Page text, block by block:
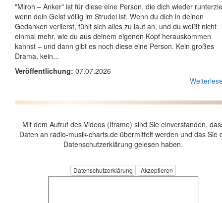
"Miroh – Anker" ist für diese eine Person, die dich wieder
wenn dein Geist völlig im Strudel ist. Wenn du dich in deinen
Gedanken verlierst, fühlt sich alles zu laut an, und du weißt nicht
einmal mehr, wie du aus deinem eigenen Kopf herauskommen
kannst – und dann gibt es noch diese eine Person. Kein großes
Drama, kein...
Veröffentlichung: 07.07.2026
Mit dem Aufruf des Videos (Iframe) sind Sie einverstanden,
Daten an radio-musik-charts.de übermittelt werden und das Sie
Datenschutzerklärung gelesen haben.
Datenschutzerklärung